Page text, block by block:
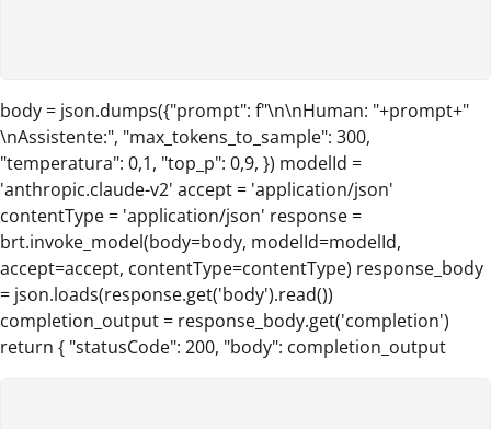
body = json.dumps({"prompt": f"\n\nHuman: "+prompt+"
\nAssistente:", "max_tokens_to_sample": 300,
"temperatura": 0,1, "top_p": 0,9, }) modelId =
'anthropic.claude-v2' accept = 'application/json'
contentType = 'application/json' response =
brt.invoke_model(body=body, modelId=modelId,
accept=accept, contentType=contentType) response_body
= json.loads(response.get('body').read())
completion_output = response_body.get('completion')
return { "statusCode": 200, "body": completion_output